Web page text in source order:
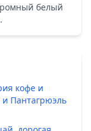
белый
кофе и
и Пантагрюэль